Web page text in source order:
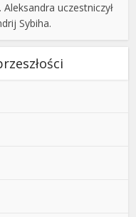
uczestniczył
Sybiha.